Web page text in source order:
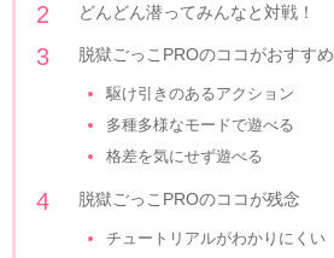
どんどん潜ってみんなと対戦！
脱獄ごっこPROのココがおすすめ
駆け引きのあるアクション
多種多様なモードで遊べる
格差を気にせず遊べる
脱獄ごっこPROのココが残念
チュートリアルがわかりにくい